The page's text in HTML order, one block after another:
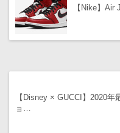
【Nike】
【Disney × GUCCI】2020年
ョ…